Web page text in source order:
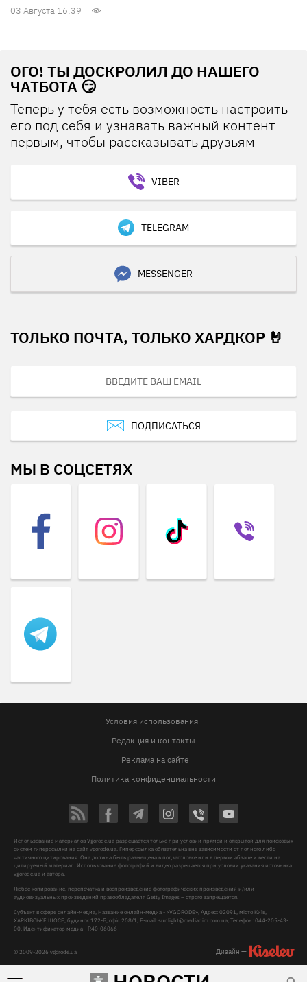
03 Августа 16:39
ОГО! ТЫ ДОСКРОЛИЛ ДО НАШЕГО
ЧАТБОТА 😏
Теперь у тебя есть возможность настроить
его под себя и узнавать важный контент
первым, чтобы рассказывать друзьям
VIBER
TELEGRAM
MESSENGER
ТОЛЬКО ПОЧТА, ТОЛЬКО ХАРДКОР 🤘
ПОДПИСАТЬСЯ
МЫ В СОЦСЕТЯХ
Условия использования
Редакция и контакты
Реклама на сайте
Политика конфиденциальности
© 2009-2026 vgorode.ua
Использование материалов Vgorode.ua разрешается только при условии прямой и открытой для поисковых
систем гиперссылки на сайт vgorode.ua. Гиперссылка обязательна вне зависимости от полного либо
частичного цитирования. Она должна быть размещена в подзаголовке или в первом абзаце и вести на
цитируемый материал. Использование фотографий и видео разрешается при условии указания источника
vgorode.ua и автора.
Любое копирование, перепечатка и воспроизведение фотографических произведений и/или
аудиовизуальных произведений правообладателя Getty Images – строго запрещается.
Субъект в сфере онлайн-медиа, Название онлайн-медиа - «VGORODE», Адрес: 02091, місто Київ,
ХАРКІВСЬКЕ ШОСЕ, будинок 172-Б, офіс 208/1, E-mail:sunlight@mediadim.com.ua , Телефон: 044-205-43-
00, Идентификатор медиа - R40-06066
Дизайн —